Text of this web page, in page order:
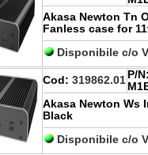
Akasa Newton Tn
Fanless case for
Disponibile c/o
Cod: 319862.01 P/
Akasa Newton Ws
Black
Disponibile c/o